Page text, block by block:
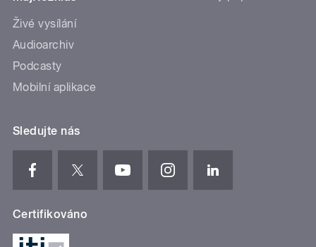
Živé vysílání
Audioarchiv
Podcasty
Mobilní aplikace
Sledujte nás
Certifikováno